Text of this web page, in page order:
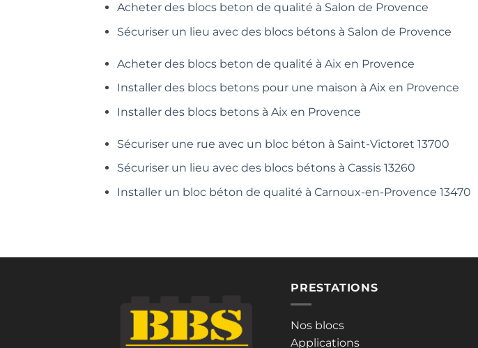
Acheter des blocs beton de qualité à Salon de Provence
Sécuriser un lieu avec des blocs bétons à Salon de Provence
Acheter des blocs beton de qualité à Aix en Provence
Installer des blocs betons pour une maison à Aix en Provence
Installer des blocs betons à Aix en Provence
Sécuriser une rue avec un bloc béton à Saint-Victoret 13700
Sécuriser un lieu avec des blocs bétons à Cassis 13260
Installer un bloc béton de qualité à Carnoux-en-Provence 13470
PRESTATIONS
Nos blocs
Applications